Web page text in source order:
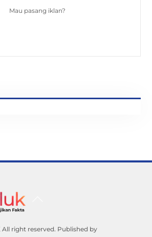
Mau pasang iklan?
All right reserved. Published by